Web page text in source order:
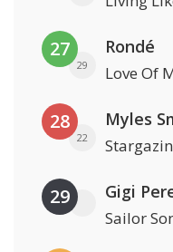
27
29
Rondé
Love Of
28
22
Myles
29 Gigi
Sailor